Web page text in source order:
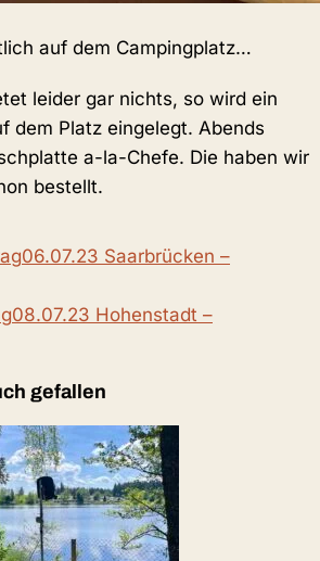
auf dem Campingplatz…
leider gar nichts, so wird ein
dem Platz eingelegt. Abends
a-la-Chefe. Die haben wir
bestellt.
06.07.23 Saarbrücken –
08.07.23 Hohenstadt –
gefallen